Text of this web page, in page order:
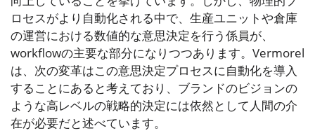
ロセスがより自動化される中で、生産ユニットや倉庫
の運営における数値的な意思決定を行う係員が、
workflowの主要な部分になりつつあります。Vermorel
は、次の変革はこの意思決定プロセスに自動化を導入
することにあると考えており、ブランドのビジョンの
ような高レベルの戦略的決定には依然として人間の介
在が必要だと述べています。